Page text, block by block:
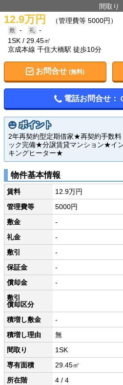
間取り
12.9万円 （管理費等 5000円）
-
-
1SK
29.45㎡
京成本線 千住大橋駅 徒歩10分
お問合せ (無料)
電話お問合せ：
ポイント
2年再契約型定期借家★再契約手数
ック完備★分譲賃貸マンション★イ
キングヒーター★
物件基本情報
賃料
12.9万円
管理費等
5000円
敷金
-
礼金
-
敷引
-
保証金
-
償却金
-
敷引
償却区分
積増し敷金
-
積増し理由
無
間取り
1SK
専有面積
29.45㎡
所在階
4 / 4